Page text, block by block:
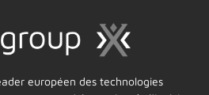
européen des technologies